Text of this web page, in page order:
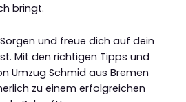
bringt.
und freue dich auf dein
Mit den richtigen Tipps und
Umzug Schmid aus Bremen
zu einem erfolgreichen